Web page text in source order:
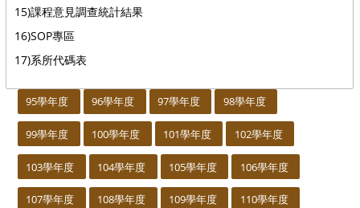
15)課程意見調查統計結果
16)SOP專區
17)系所代碼表
95學年度 96學年度 97學年度 98學年度
99學年度 100學年度 101學年度 102學年度
103學年度 104學年度 105學年度 106學年度
107學年度 108學年度 109學年度 110學年度